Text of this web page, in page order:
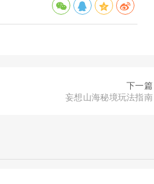
下一篇
妄想山海秘境玩法指南